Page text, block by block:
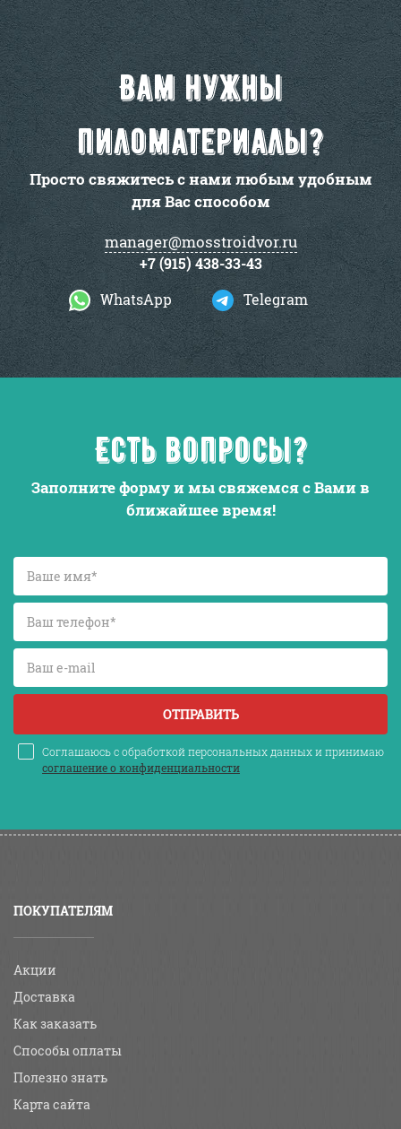
Вам нужны
пиломатериалы?
Просто свяжитесь с нами любым удобным
для Вас способом
manager@mosstroidvor.ru
+7 (915) 438-33-43
WhatsApp
Telegram
Есть вопросы?
Заполните форму и мы свяжемся с Вами в
ближайшее время!
ОТПРАВИТЬ
Соглашаюсь с обработкой персональных данных и принимаю
соглашение о конфиденциальности
ПОКУПАТЕЛЯМ
Акции
Доставка
Как заказать
Способы оплаты
Полезно знать
Карта сайта